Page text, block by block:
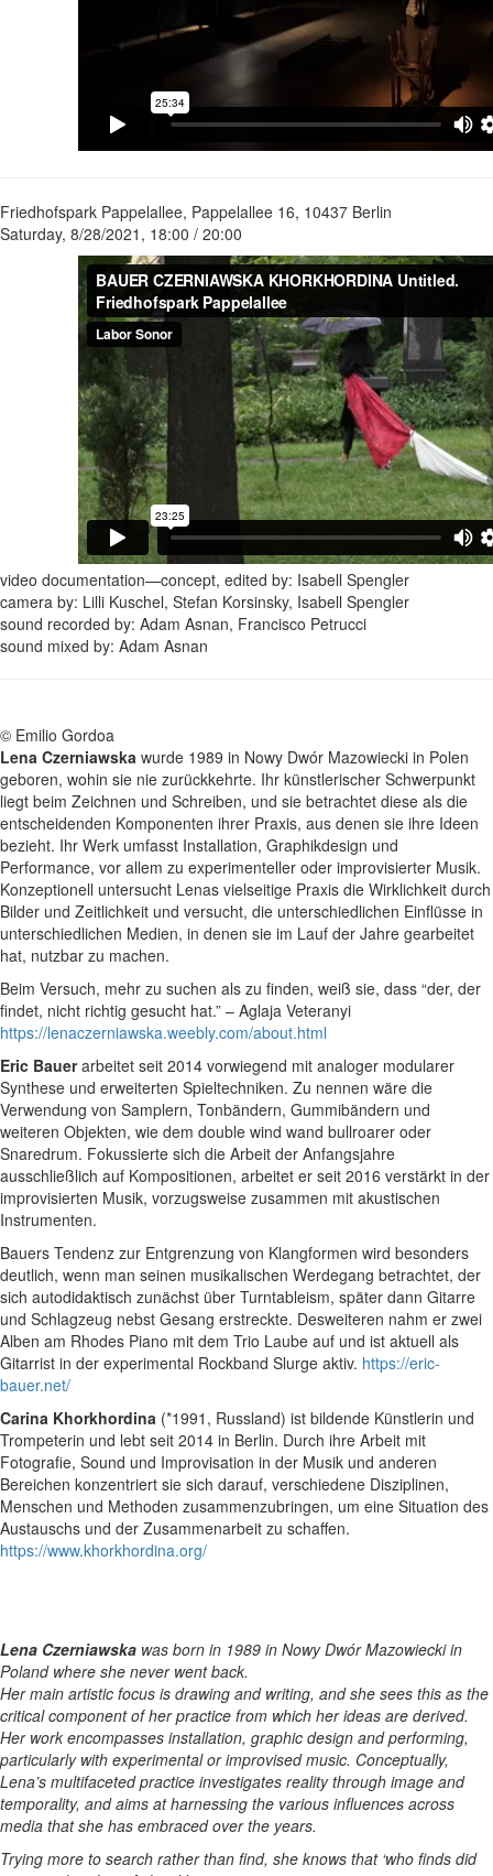
Friedhofspark Pappelallee, Pappelallee 16, 10437 Berlin
Saturday, 8/28/2021, 18:00 / 20:00
video documentation—concept, edited by: Isabell Spengler
camera by: Lilli Kuschel, Stefan Korsinsky, Isabell Spengler
sound recorded by: Adam Asnan, Francisco Petrucci
sound mixed by: Adam Asnan
© Emilio Gordoa
Lena Czerniawska wurde 1989 in Nowy Dwór Mazowiecki in Polen
geboren, wohin sie nie zurückkehrte. Ihr künstlerischer Schwerpunkt
liegt beim Zeichnen und Schreiben, und sie betrachtet diese als die
entscheidenden Komponenten ihrer Praxis, aus denen sie ihre Ideen
bezieht. Ihr Werk umfasst Installation, Graphikdesign und
Performance, vor allem zu experimenteller oder improvisierter Musik.
Konzeptionell untersucht Lenas vielseitige Praxis die Wirklichkeit durch
Bilder und Zeitlichkeit und versucht, die unterschiedlichen Einflüsse in
unterschiedlichen Medien, in denen sie im Lauf der Jahre gearbeitet
hat, nutzbar zu machen.
Beim Versuch, mehr zu suchen als zu finden, weiß sie, dass “der, der
findet, nicht richtig gesucht hat.” – Aglaja Veteranyi
https://lenaczerniawska.weebly.com/about.html
Eric Bauerarbeitet seit 2014 vorwiegend mit analoger modularer
Synthese und erweiterten Spieltechniken. Zu nennen wäre die
Verwendung von Samplern, Tonbändern, Gummibändern und
weiteren Objekten, wie dem double wind wand bullroarer oder
Snaredrum. Fokussierte sich die Arbeit der Anfangsjahre
ausschließlich auf Kompositionen, arbeitet er seit 2016 verstärkt in der
improvisierten Musik, vorzugsweise zusammen mit akustischen
Instrumenten.
Bauers Tendenz zur Entgrenzung von Klangformen wird besonders
deutlich, wenn man seinen musikalischen Werdegang betrachtet, der
sich autodidaktisch zunächst über Turntableism, später dann Gitarre
und Schlagzeug nebst Gesang erstreckte. Desweiteren nahm er zwei
Alben am Rhodes Piano mit dem Trio Laube auf und ist aktuell als
Gitarrist in der experimental Rockband Slurge aktiv. https://eric-
bauer.net/
Carina Khorkhordina (*1991, Russland) ist bildende Künstlerin und
Trompeterin und lebt seit 2014 in Berlin. Durch ihre Arbeit mit
Fotografie, Sound und Improvisation in der Musik und anderen
Bereichen konzentriert sie sich darauf, verschiedene Disziplinen,
Menschen und Methoden zusammenzubringen, um eine Situation des
Austauschs und der Zusammenarbeit zu schaffen.
https://www.khorkhordina.org/
Lena Czerniawska was born in 1989 in Nowy Dwór Mazowiecki in
Poland where she never went back.
Her main artistic focus is drawing and writing, and she sees this as the
critical component of her practice from which her ideas are derived.
Her work encompasses installation, graphic design and performing,
particularly with experimental or improvised music. Conceptually,
Lena’s multifaceted practice investigates reality through image and
temporality, and aims at harnessing the various influences across
media that she has embraced over the years.
Trying more to search rather than find, she knows that ‘who finds did